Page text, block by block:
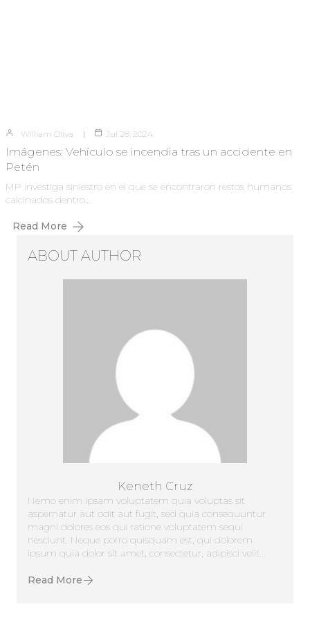
William Oliva Jul 28, 2024
Imágenes: Vehículo se incendia tras un accidente en
Petén
MP investiga siniestro en el que se encontraron restos humanos
calcinados dentro…
Read More
ABOUT AUTHOR
Keneth Cruz
Nemo enim ipsam voluptatem quia voluptas sit
aspernatur aut odit aut fugit, sed quia consequuntur
magni dolores eos qui ratione voluptatem sequi
nesciunt. Neque porro quisquam est, qui dolorem
ipsum quia dolor sit amet, consectetur, adipisci velit...
Read More